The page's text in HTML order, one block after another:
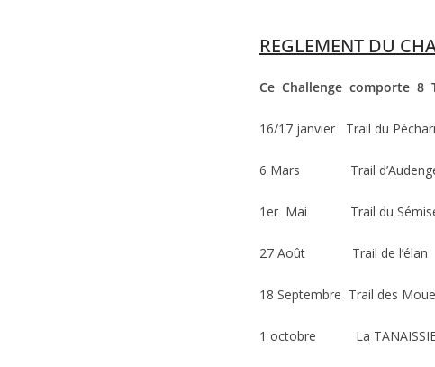
REGLEMENT DU
Ce Challenge comporte 8
16/17 janvier Trail du
6 Mars Trail
1er Mai Trail du
27 Août Trail
18 Septembre Trail
1 octobre La